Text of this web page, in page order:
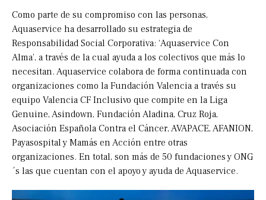
Como parte de su compromiso con las personas,
Aquaservice ha desarrollado su estrategia de
Responsabilidad Social Corporativa: ‘Aquaservice Con
Alma’, a través de la cual ayuda a los colectivos que más lo
necesitan. Aquaservice colabora de forma continuada con
organizaciones como la Fundación Valencia a través su
equipo Valencia CF Inclusivo que compite en la Liga
Genuine, Asindown, Fundación Aladina, Cruz Roja,
Asociación Española Contra el Cáncer, AVAPACE, AFANION,
Payasospital y Mamás en Acción entre otras
organizaciones. En total, son más de 50 fundaciones y ONG
´s las que cuentan con el apoyo y ayuda de Aquaservice.